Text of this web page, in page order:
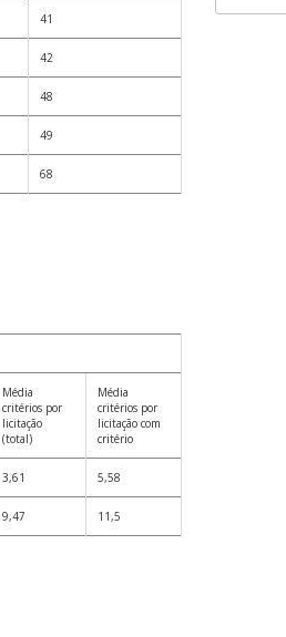
41
42
48
49
68
Média
critérios por
licitação
(total)
Média
critérios por
licitação com
critério
3,61 5,58
9,47 11,5